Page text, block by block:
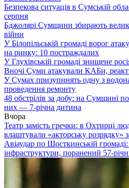
Безпекова ситуація в Сумській
серпня
Бджолярі Сумщини збирають
війни
У Білопільській громаді ворог
на ринку: 10 постраждалих
У Глухівській громаді знищене
Вночі Суми атакували КАБи,
У Сумах призупинять одну з
проведення ремонту
48 обстрілів за добу: на Сумщині
них — 7-річна дитина
Вчора
Театр замість гречки: в Охтирці
влаштували «акторську розрядку»
Авіаудар по Шосткинській
інфраструктури, поранений 57-